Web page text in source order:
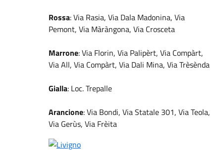
Rossa: Via Rasia, Via Dala Madonina, Via
Pemont, Via Màràngona, Via Crosceta
Marrone: Via Florin, Via Palipèrt, Via Compàrt,
Via All, Via Compàrt, Via Dali Mina, Via Trèsènda
Gialla: Loc. Trepalle
Arancione: Via Bondi, Via Statale 301, Via Teola,
Via Gerùs, Via Frèita